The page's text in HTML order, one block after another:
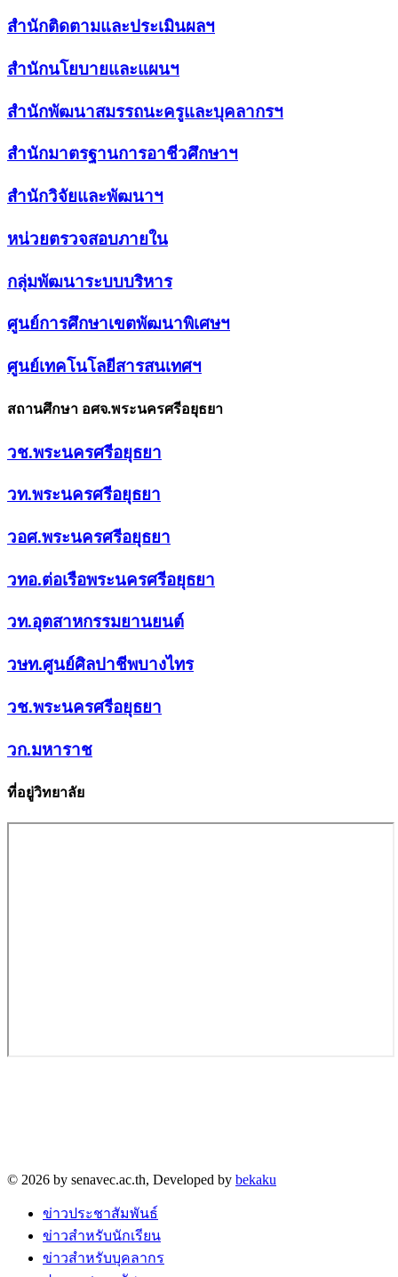
สำนักติดตามและประเมินผลฯ
สำนักนโยบายและแผนฯ
สำนักพัฒนาสมรรถนะครูและบุคลากรฯ
สำนักมาตรฐานการอาชีวศึกษาฯ
สำนักวิจัยและพัฒนาฯ
หน่วยตรวจสอบภายใน
กลุ่มพัฒนาระบบบริหาร
ศูนย์การศึกษาเขตพัฒนาพิเศษฯ
ศูนย์เทคโนโลยีสารสนเทศฯ
สถานศึกษา อศจ.พระนครศรีอยุธยา
วช.พระนครศรีอยุธยา
วท.พระนครศรีอยุธยา
วอศ.พระนครศรีอยุธยา
วทอ.ต่อเรือพระนครศรีอยุธยา
วท.อุตสาหกรรมยานยนต์
วษท.ศูนย์ศิลปาชีพบางไทร
วช.พระนครศรีอยุธยา
วก.มหาราช
ที่อยู่วิทยาลัย
© 2026 by senavec.ac.th, Developed by bekaku
ข่าวประชาสัมพันธ์
ข่าวสำหรับนักเรียน
ข่าวสำหรับบุคลากร